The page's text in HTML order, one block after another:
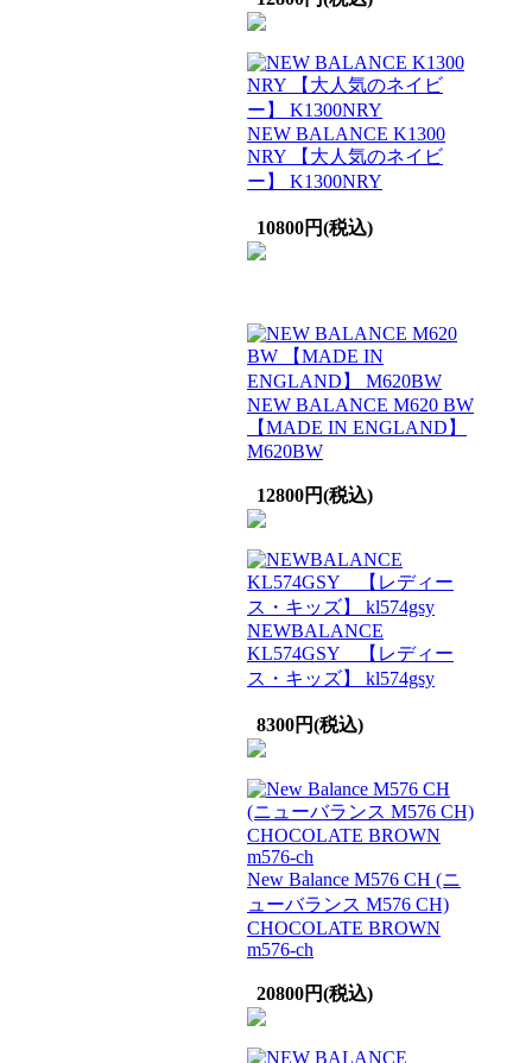
NEW BALANCE K1300
NRY 【大人気のネイビ
ー】 K1300NRY
10800円(税込)
NEW BALANCE M620 BW
【MADE IN ENGLAND】
M620BW
12800円(税込)
NEWBALANCE
KL574GSY 【レディー
ス・キッズ】 kl574gsy
8300円(税込)
New Balance M576 CH (ニ
ューバランス M576 CH)
CHOCOLATE BROWN
m576-ch
20800円(税込)